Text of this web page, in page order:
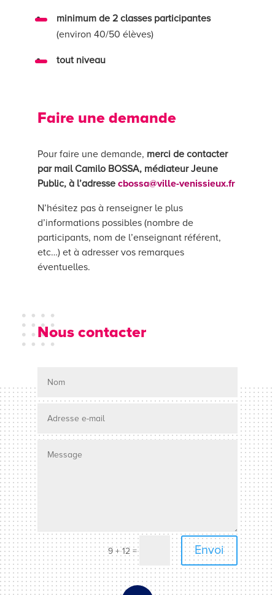
minimum de 2 classes participantes
(environ 40/50 élèves)
tout niveau
Faire une demande
Pour faire une demande, merci de contacter
par mail Camilo BOSSA, médiateur Jeune
Public, à l’adresse cbossa@ville-venissieux.fr
N’hésitez pas à renseigner le plus
d’informations possibles (nombre de
participants, nom de l’enseignant référent,
etc…) et à adresser vos remarques
éventuelles.
Nous contacter
9 + 12 = Envoi